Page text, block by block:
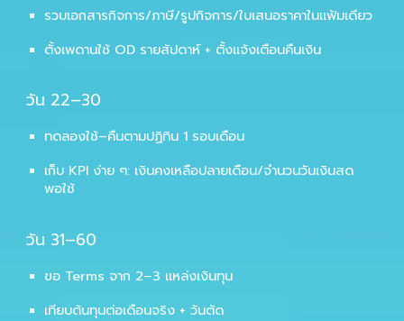
รวบเอกสารกิจการ/ภาษี/รูปกิจการ/ใบเสนอราคาในแฟ้มเดียว
ตั้งเพดานใช้ OD รายสัปดาห์ + ตั้งแจ้งเตือนคืนเงิน
วัน 22–30
ทดลองใช้–คืนตามปฏิทิน 1 รอบเดือน
เก็บ KPI ง่าย ๆ: เงินคงเหลือปลายเดือน/จำนวนวันเงินสด
พอใช้
วัน 31–60
ขอ Terms จาก 2–3 แหล่งเงินทุน
เทียบต้นทุนต่อเดือนจริง + วันตัด